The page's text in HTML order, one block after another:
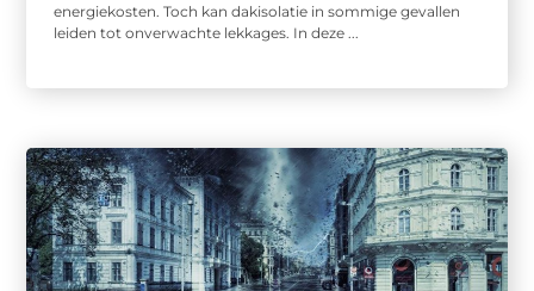
energiekosten. Toch kan dakisolatie in sommige gevallen
leiden tot onverwachte lekkages. In deze ...